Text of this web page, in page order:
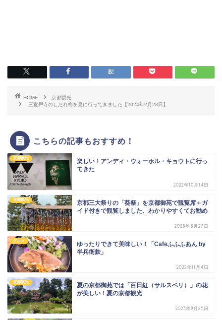
HOME
京都観光
三室戸寺のしだれ梅を見に行ってきました【2024年2月28日】
こちらの記事もおすすめ！
京都観光
楽しい！アンディ・ウォーホル・キョウトに行っ
てきた
2022年10月14日
京都観光
京都三大祭りの「葵祭」を京都御苑で観覧席＋ガ
イド付きで観覧しました、わかりやすくてお勧め
2025年5月27日
グルメ
ゆったりできて美味しい！「Cafeふふふあん by
半兵衛麸」
2022年11月4日
京都観光
夏の京都御苑では「百日紅（サルスベリ）」の花
が美しい！夏の京都観光
2023年9月25日